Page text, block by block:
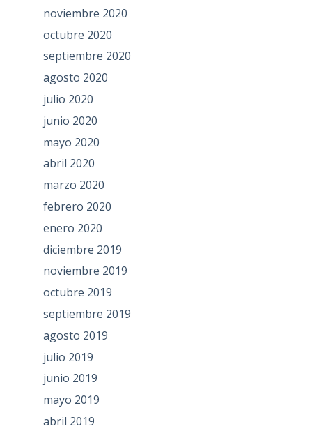
noviembre 2020
octubre 2020
septiembre 2020
agosto 2020
julio 2020
junio 2020
mayo 2020
abril 2020
marzo 2020
febrero 2020
enero 2020
diciembre 2019
noviembre 2019
octubre 2019
septiembre 2019
agosto 2019
julio 2019
junio 2019
mayo 2019
abril 2019